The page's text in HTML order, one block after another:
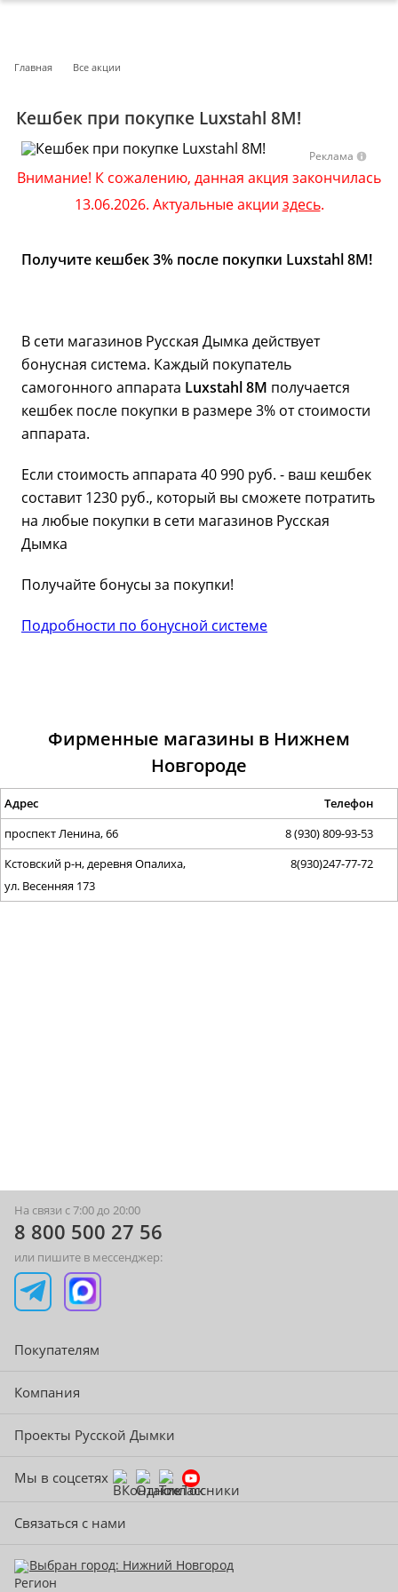
Главная Все акции
Кешбек при покупке Luxstahl 8M!
Реклама
Внимание! К сожалению, данная акция закончилась
13.06.2026. Актуальные акции здесь.
Получите кешбек 3% после покупки Luxstahl 8M!
В сети магазинов Русская Дымка действует
бонусная система. Каждый покупатель
самогонного аппарата Luxstahl 8M получается
кешбек после покупки в размере 3% от стоимости
аппарата.
Если стоимость аппарата 40 990 руб. - ваш кешбек
составит 1230 руб., который вы сможете потратить
на любые покупки в сети магазинов Русская
Дымка
Получайте бонусы за покупки!
Подробности по бонусной системе
Фирменные магазины в Нижнем
Новгороде
Адрес
Телефон
проспект Ленина, 66
8 (930) 809-93-53
Кстовский р-н, деревня Опалиха,
ул. Весенняя 173
8(930)247-77-72
На связи с 7:00 до 20:00
8 800 500 27 56
или пишите в мессенджер:
Покупателям
Компания
Проекты Русской Дымки
Мы в соцсетях
Связаться с нами
Выбран город: Нижний Новгород